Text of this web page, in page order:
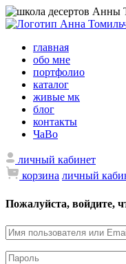
главная
обо мне
портфолио
каталог
живые мк
блог
контакты
ЧаВо
личный кабинет
корзина личный
Пожалуйста, войдите,